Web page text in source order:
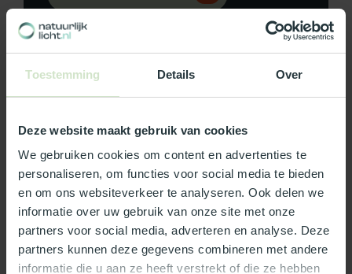
Toestemming Details Over
Deze website maakt gebruik van cookies
We gebruiken cookies om content en advertenties te
personaliseren, om functies voor social media te bieden
en om ons websiteverkeer te analyseren. Ook delen we
informatie over uw gebruik van onze site met onze
partners voor social media, adverteren en analyse. Deze
partners kunnen deze gegevens combineren met andere
informatie die u aan ze heeft verstrekt of die ze hebben
Neem contact op
Productomschrijving
Specificaties
Reviews
Wat ons écht bijzonder maakt: